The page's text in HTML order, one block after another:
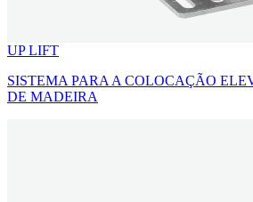
UP LIFT
SISTEMA PARA A COLOCAÇÃO
DE MADEIRA